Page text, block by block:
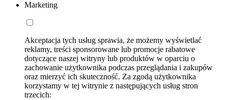
Marketing
Akceptacja tych usług sprawia, że możemy wyświetlać
reklamy, treści sponsorowane lub promocje rabatowe
dotyczące naszej witryny lub produktów w oparciu o
zachowanie użytkownika podczas przeglądania i zakupów
oraz mierzyć ich skuteczność. Za zgodą użytkownika
korzystamy w tej witrynie z następujących usług stron
trzecich: